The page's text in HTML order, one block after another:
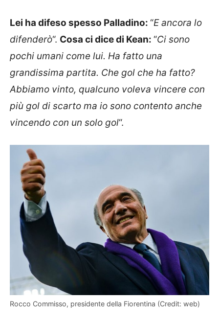
Lei ha difeso spesso Palladino: “E ancora lo
difenderò“. Cosa ci dice di Kean: “Ci sono
pochi umani come lui. Ha fatto una
grandissima partita. Che gol che ha fatto?
Abbiamo vinto, qualcuno voleva vincere con
più gol di scarto ma io sono contento anche
vincendo con un solo gol“.
Rocco Commisso, presidente della Fiorentina (Credit: web)